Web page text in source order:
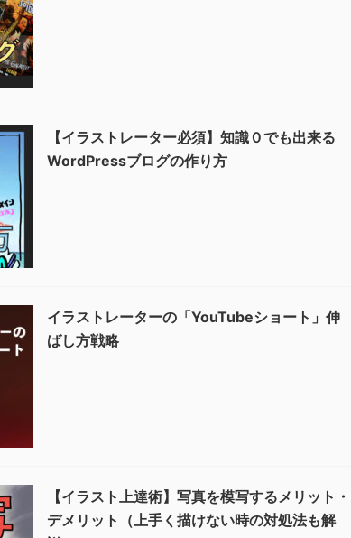
【イラストレーター必須】知識０でも出来る
WordPressブログの作り方
イラストレーターの「YouTubeショート」伸
ばし方戦略
【イラスト上達術】写真を模写するメリット・
デメリット（上手く描けない時の対処法も解